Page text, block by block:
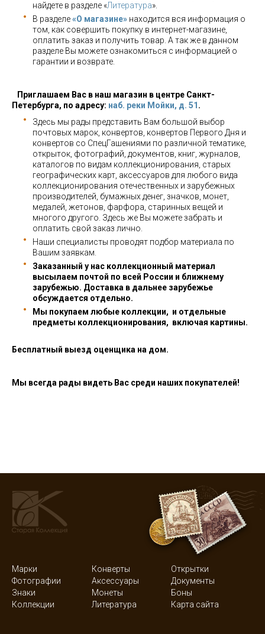
найдете в разделе «Литература».
В разделе«О магазине» находится вся информация о
том, как совершить покупку в интернет-магазине,
оплатить заказ и получить товар. А так же в данном
разделе Вы можете ознакомиться с информацией о
гарантии и возврате.
Приглашаем Вас в наш магазин в центре Санкт-
Петербурга, по адресу: наб. реки Мойки, д. 51 .
Здесь мы рады представить Вам большой выбор
почтовых марок, конвертов, конвертов Первого Дня и
конвертов со СпецГашениями по различной тематике,
открыток, фотографий, документов, книг, журналов,
каталогов по видам коллекционирования, старых
географических карт, аксессуаров для любого вида
коллекционирования отечественных и зарубежных
производителей, бумажных денег, значков, монет,
медалей, жетонов, фарфора, старинных вещей и
многого другого. Здесь же Вы можете забрать и
оплатить свой заказ лично.
Наши специалисты проводят подбор материала по
Вашим заявкам.
Заказанный у нас коллекционный материал
высылаем почтой по всей России и ближнему
зарубежью. Доставка в дальнее зарубежье
обсуждается отдельно.
Мы покупаем любые коллекции, и отдельные
предметы коллекционирования, включая картины.
Бесплатный выезд оценщика на дом.
Мы всегда рады видеть Вас среди наших покупателей!
Марки Конверты
Открытки
Фотографии
Аксессуары
Документы
Знаки
Монеты
Боны
Коллекции
Литература Карта сайта